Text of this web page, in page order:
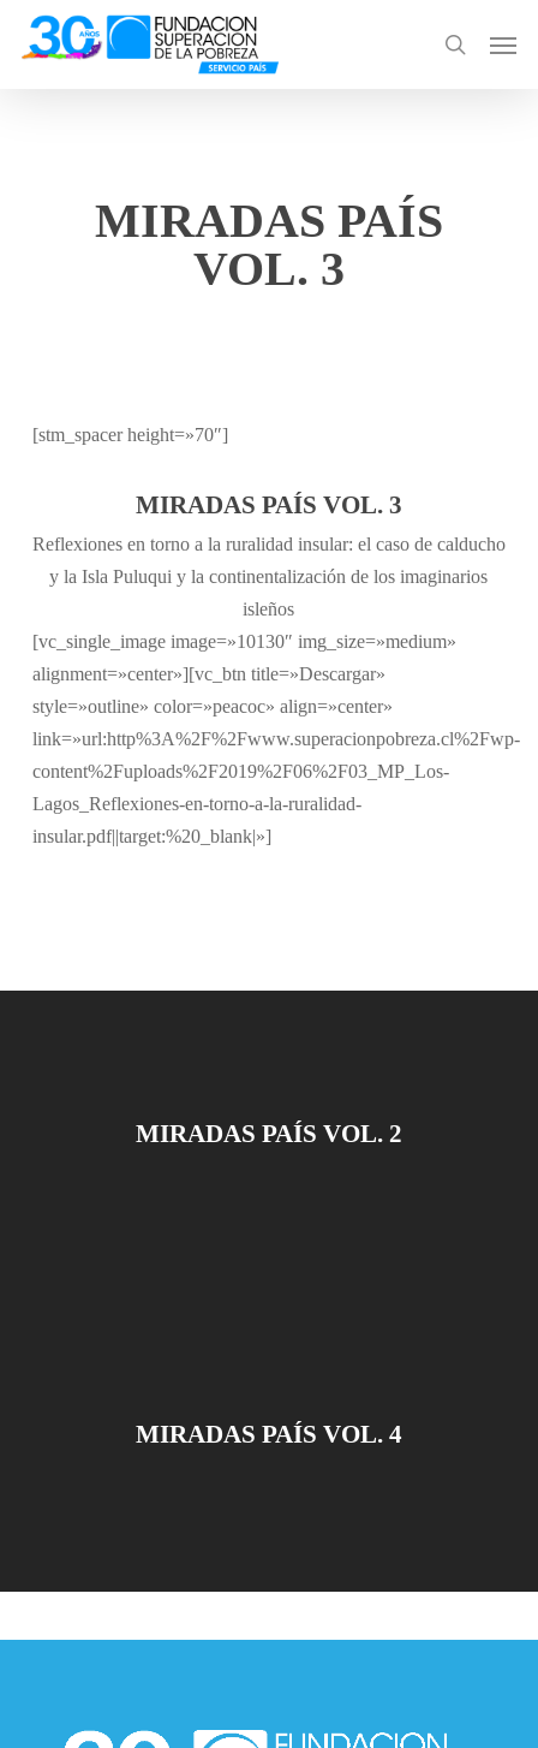
search
Menu
MIRADAS PAÍS
VOL. 3
[stm_spacer height=»70″]
MIRADAS PAÍS VOL. 3
Reflexiones en torno a la ruralidad insular: el caso de calducho
y la Isla Puluqui y la continentalización de los imaginarios
isleños
[vc_single_image image=»10130″ img_size=»medium»
alignment=»center»][vc_btn title=»Descargar»
style=»outline» color=»peacoc» align=»center»
link=»url:http%3A%2F%2Fwww.superacionpobreza.cl%2Fwp-
content%2Fuploads%2F2019%2F06%2F03_MP_Los-
Lagos_Reflexiones-en-torno-a-la-ruralidad-
insular.pdf||target:%20_blank|»]
MIRADAS PAÍS VOL. 2
MIRADAS PAÍS VOL. 4